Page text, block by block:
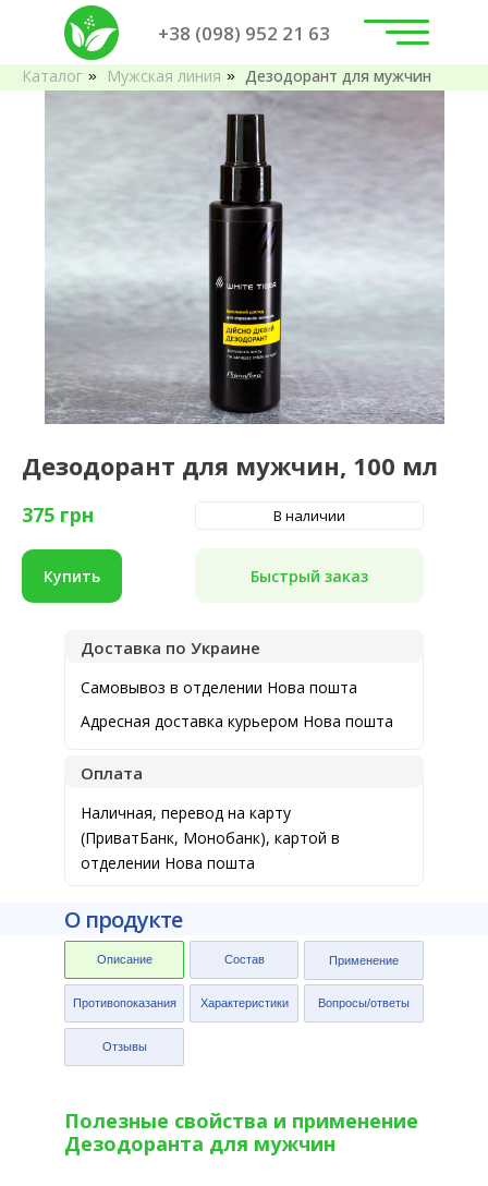
+38 (098) 952 21 63
Каталог » Мужская линия » Дезодорант для мужчин
Дезодорант для мужчин, 100 мл
375 грн
Купить
Доставка по Украине
Самовывоз в отделении Нова пошта
Адресная доставка курьером Нова пошта
Оплата
Наличная, перевод на карту
(ПриватБанк, Монобанк), картой в
отделении Нова пошта
В наличии
Быстрый заказ
Описание Состав
О продукте
Применение
Противопоказания Характеристики Вопросы/ответы
Отзывы
Полезные свойства и применение
Дезодоранта для мужчин